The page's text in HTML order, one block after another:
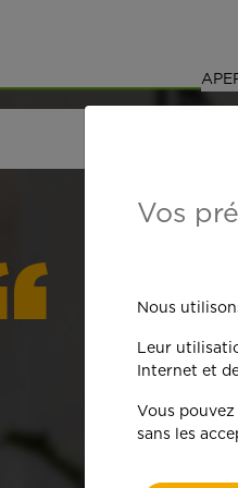
On
Vos
Nous
Leur
Internet et
Vous
sans les